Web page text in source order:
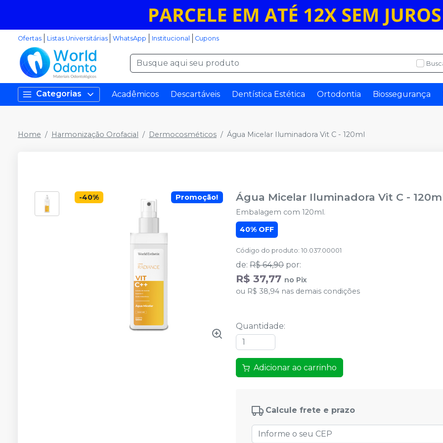
Ofertas Listas Universitárias WhatsApp Institucional Cupons
Categorias Acadêmicos Descartáveis Dentística Estética Ortodontia Biossegurança
Home Harmonização Orofacial Dermocosméticos Água Micelar Iluminadora Vit C - 120ml
Promoção!
-40% Água Micelar Iluminadora Vit C -
Embalagem com 120ml.
40% OFF
Código do produto:10.037.00001
de: R$ 64,90 por:
R$ 37,77 no Pix
ou R$ 38,94 nas demais condições
Quantidade:
Adicionar ao carrinho
Calcule frete e prazo